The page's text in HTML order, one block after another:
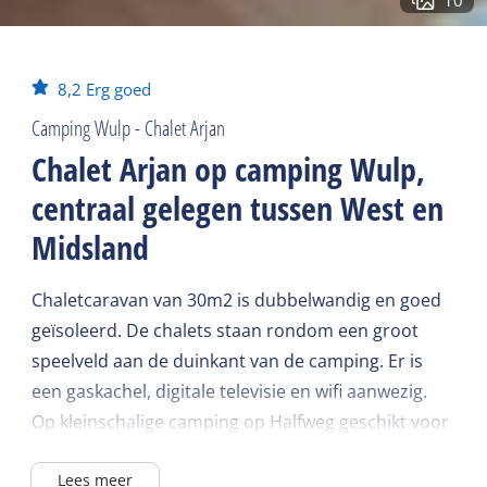
8,2 Erg goed
Camping Wulp - Chalet Arjan
Chalet Arjan op camping Wulp,
centraal gelegen tussen West en
Midsland
Chaletcaravan van 30m2 is dubbelwandig en goed
geïsoleerd. De chalets staan rondom een groot
speelveld aan de duinkant van de camping. Er is
een gaskachel, digitale televisie en wifi aanwezig.
Op kleinschalige camping op Halfweg geschikt voor
bomen. Woonkamer met vinyl met 2-zitsbank en 2
Lees meer